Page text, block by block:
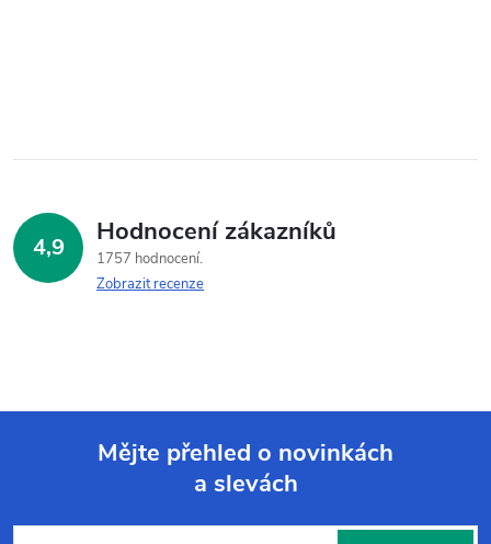
4,9 Hodnocení zákazníků
1757 hodnocení
Zobrazit recenze
Mějte přehled o novinkách
a slevách